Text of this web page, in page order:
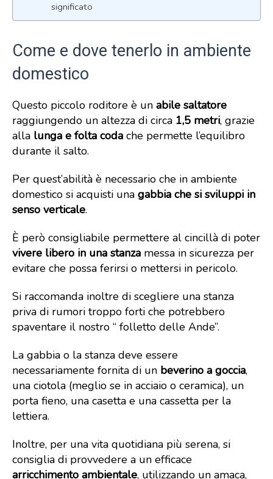
significato
Come e dove tenerlo in ambiente
domestico
Questo piccolo roditore è un abile saltatore
raggiungendo un altezza di circa 1,5 metri, grazie
alla lunga e folta coda che permette l’equilibro
durante il salto.
Per quest’abilità è necessario che in ambiente
domestico si acquisti una gabbia che si sviluppi in
senso verticale.
È però consigliabile permettere al cincillà di poter
vivere libero in una stanza messa in sicurezza per
evitare che possa ferirsi o mettersi in pericolo.
Si raccomanda inoltre di scegliere una stanza
priva di rumori troppo forti che potrebbero
spaventare il nostro “ folletto delle Ande”.
La gabbia o la stanza deve essere
necessariamente fornita di un beverino a goccia,
una ciotola (meglio se in acciaio o ceramica), un
porta fieno, una casetta e una cassetta per la
lettiera.
Inoltre, per una vita quotidiana più serena, si
consiglia di provvedere a un efficace
arricchimento ambientale, utilizzando un amaca,